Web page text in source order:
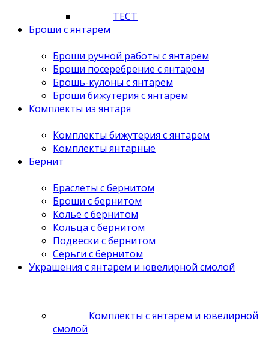
ТЕСТ
Броши с янтарем
Броши ручной работы с янтарем
Броши посеребрение с янтарем
Брошь-кулоны с янтарем
Броши бижутерия с янтарем
Комплекты из янтаря
Комплекты бижутерия с янтарем
Комплекты янтарные
Бернит
Браслеты с бернитом
Броши с бернитом
Колье с бернитом
Кольца с бернитом
Подвески с бернитом
Серьги с бернитом
Украшения с янтарем и ювелирной смолой
Комплекты с янтарем и ювелирной
смолой